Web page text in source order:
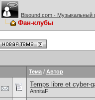
Bisound.com - Музыкальный
Фан-клубы
Тема / Автор
Temps libre et cyber-
AnnitaF